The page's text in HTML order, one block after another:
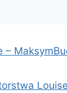
–